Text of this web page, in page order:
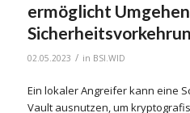
ermöglicht
02.05.2023 / in BSI.WID
Ein lokaler Angreifer kann eine
Vault ausnutzen, um